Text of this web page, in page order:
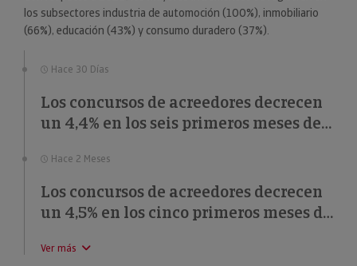
los subsectores industria de automoción (100%), inmobiliario
(66%), educación (43%) y consumo duradero (37%).
Hace 30 Días
Los concursos de acreedores decrecen
un 4,4% en los seis primeros meses de
Hace 2 Meses
Los concursos de acreedores decrecen
un 4,5% en los cinco primeros meses de
Ver más